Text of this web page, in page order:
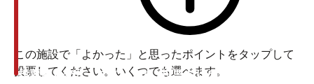
この施設で「よかった」と思ったポイントをタップして
投票してください。いくつでも選べます。
投票ありがとうございます 投票ありがとうございます